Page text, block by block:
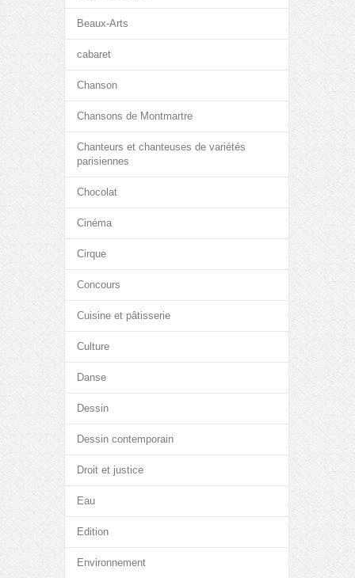
Beaux-Arts
cabaret
Chanson
Chansons de Montmartre
Chanteurs et chanteuses de variétés
parisiennes
Chocolat
Cinéma
Cirque
Concours
Cuisine et pâtisserie
Culture
Danse
Dessin
Dessin contemporain
Droit et justice
Eau
Edition
Environnement